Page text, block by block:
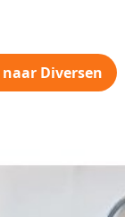
Diversen